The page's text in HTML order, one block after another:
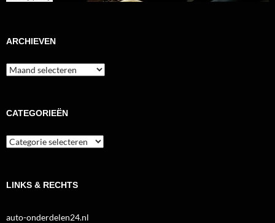
ARCHIEVEN
Archieven
CATEGORIEËN
Categorieën
LINKS & RECHTS
auto-onderdelen24.nl